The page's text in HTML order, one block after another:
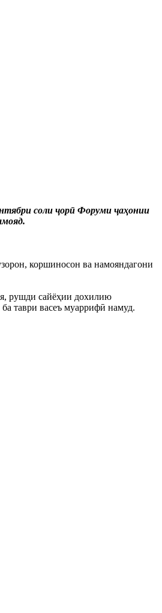
соли ҷорӣ Форуми ҷаҳонии
коршиносон ва намояндагони
рушди сайёҳии дохилию
таври васеъ муаррифӣ намуд.